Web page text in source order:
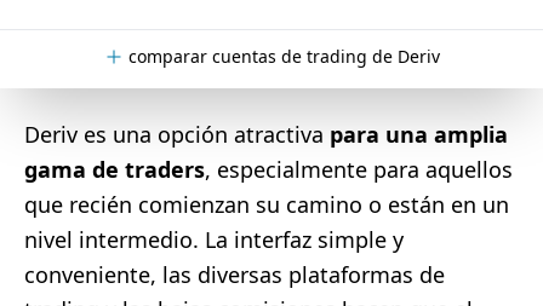
comparar cuentas de trading de Deriv
Deriv es una opción atractiva para una amplia
gama de traders, especialmente para aquellos
que recién comienzan su camino o están en un
nivel intermedio. La interfaz simple y
conveniente, las diversas plataformas de